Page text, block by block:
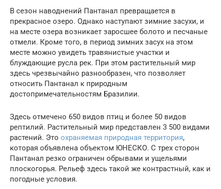
В сезон наводнений Пантанал превращается в
прекрасное озеро. Однако наступают зимние засухи, и
на месте озера возникает заросшее болото и песчаные
отмели. Кроме того, в период зимних засух на этом
месте можно увидеть травянистые участки и
блуждающие русла рек. При этом растительный мир
здесь чрезвычайно разнообразен, что позволяет
относить Пантанал к природным
достопримечательностям Бразилии.
Здесь отмечено 650 видов птиц и более 50 видов
рептилий. Растительный мир представлен 3 500 видами
растений. Это охраняемая природная территория,
которая объявлена объектом ЮНЕСКО. С трех сторон
Пантанал резко ограничен обрывами и ущельями
плоскогорья. Рельеф здесь такой же контрастный, как и
погодные условия.